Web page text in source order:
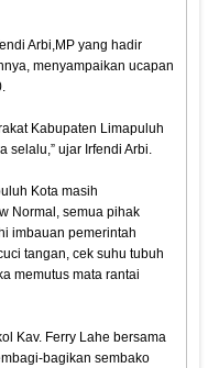
Arbi,MP yang hadir
menyampaikan ucapan
Kabupaten Limapuluh
selalu,” ujar Irfendi Arbi.
Kota masih
Normal, semua pihak
imbauan pemerintah
tangan, cek suhu tubuh
memutus mata rantai
Kav. Ferry Lahe bersama
bagikan sembako